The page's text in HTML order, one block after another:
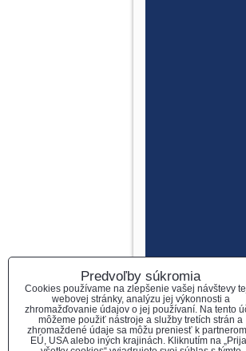
Predvoľby súkromia
Cookies používame na zlepšenie vašej návštevy
webovej stránky, analýzu jej výkonnosti a
zhromažďovanie údajov o jej používaní. Na tento
môžeme použiť nástroje a služby tretích strán a
zhromaždené údaje sa môžu preniesť k
EÚ, USA alebo iných krajinách. Kliknutím na